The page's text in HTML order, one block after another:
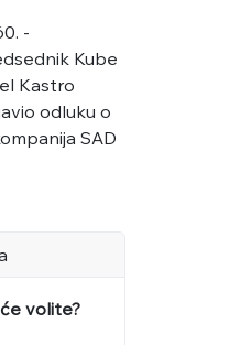
-
Kube
Kastro
odluku o
SAD
volite?